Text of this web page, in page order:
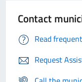
Contact
Read
Request